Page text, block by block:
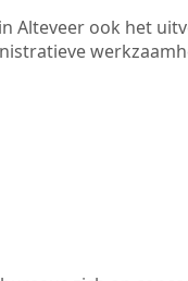
Alteveer ook het